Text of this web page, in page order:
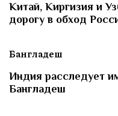
Китай, Киргизия и
дорогу в обход
Бангладеш
Индия расследует
Бангладеш